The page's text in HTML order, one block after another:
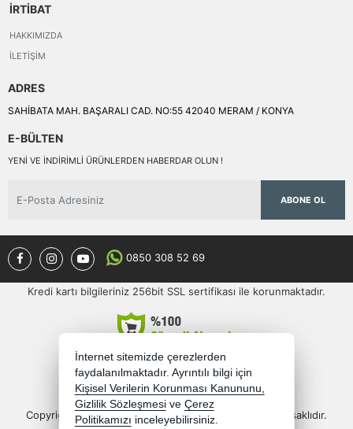
İRTİBAT
HAKKIMIZDA
İLETIŞIM
ADRES
SAHİBATA MAH. BAŞARALI CAD. NO:55 42040 MERAM / KONYA
E-BÜLTEN
YENI VE INDIRIMLI ÜRÜNLERDEN HABERDAR OLUN !
ABONE OL
0850 308 52 69
Kredi kartı bilgileriniz 256bit SSL sertifikası ile korunmaktadır.
Copyright 2026 semercioglutoptan.com - Tüm hakları saklıdır.
İnternet sitemizde çerezlerden
faydalanılmaktadır. Ayrıntılı bilgi için
Kişisel Verilerin Korunması Kanununu,
Gizlilik Sözleşmesi ve Çerez
Politikamızı inceleyebilirsiniz.